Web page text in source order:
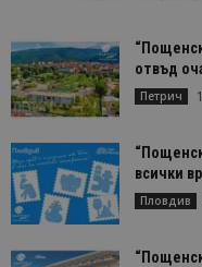
отвъд
Петрич
всички
Пловдив